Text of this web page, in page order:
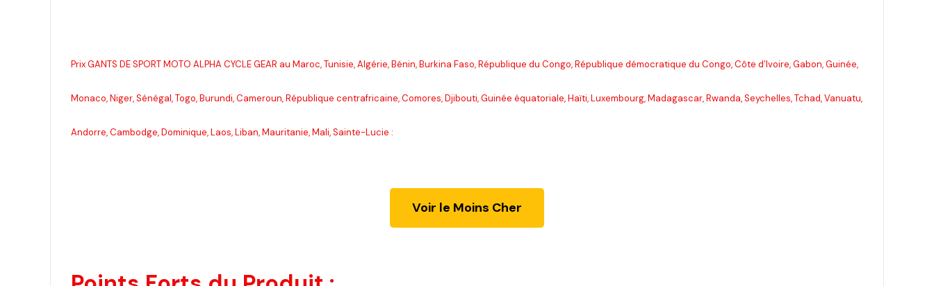
Prix GANTS DE SPORT MOTO ALPHA CYCLE GEAR au Maroc, Tunisie, Algérie, Bénin, Burkina Faso, République du Congo, République démocratique du Congo, Côte d’Ivoire, Gabon, Guinée,
Monaco, Niger, Sénégal, Togo, Burundi, Cameroun, République centrafricaine, Comores, Djibouti, Guinée équatoriale, Haïti, Luxembourg, Madagascar, Rwanda, Seychelles, Tchad, Vanuatu,
Andorre, Cambodge, Dominique, Laos, Liban, Mauritanie, Mali, Sainte-Lucie :
Voir le Moins Cher